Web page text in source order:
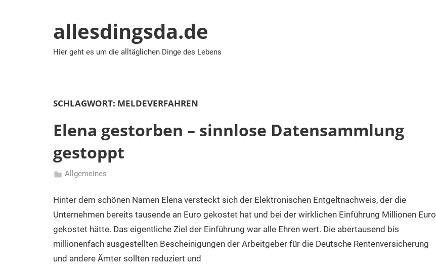
allesdingsda.de
Hier geht es um die alltäglichen Dinge des Lebens
SCHLAGWORT: MELDEVERFAHREN
Elena gestorben – sinnlose Datensammlung
gestoppt
Allgemeines
Hinter dem schönen Namen Elena versteckt sich der Elektronischen Entgeltnachweis, der die
Unternehmen bereits tausende an Euro gekostet hat und bei der wirklichen Einführung Millionen Euro
gekostet hätte. Das eigentliche Ziel der Einführung war alle Ehren wert. Die abertausend bis
millionenfach ausgestellten Bescheinigungen der Arbeitgeber für die Deutsche Rentenversicherung
und andere Ämter sollten reduziert und